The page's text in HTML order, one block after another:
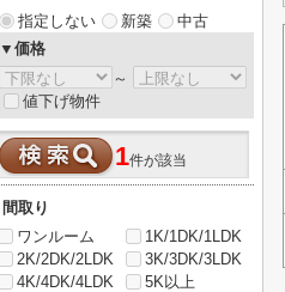
指定しない 新築
中古
▼価格
～
値下げ物件
1件が該当
間取り
ワンルーム
1K/1DK/1LDK
2K/2DK/2LDK
3K/3DK/3LDK
4K/4DK/4LDK
5K以上